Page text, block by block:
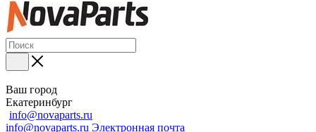
Ваш город
Екатеринбург
info@novaparts.ru
info@novaparts.ru Электронная почта